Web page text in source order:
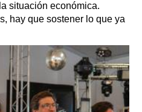
situación económica.
hay que sostener lo que ya